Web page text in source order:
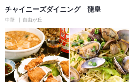
チャイニーズダイニング 龍皇
中華 自由が丘